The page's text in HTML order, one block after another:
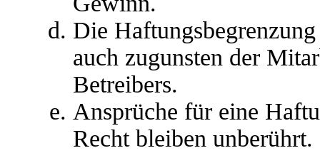
Die
auch zugunsten der
Betreibers.
Ansprüche für eine
Recht bleiben unberührt.